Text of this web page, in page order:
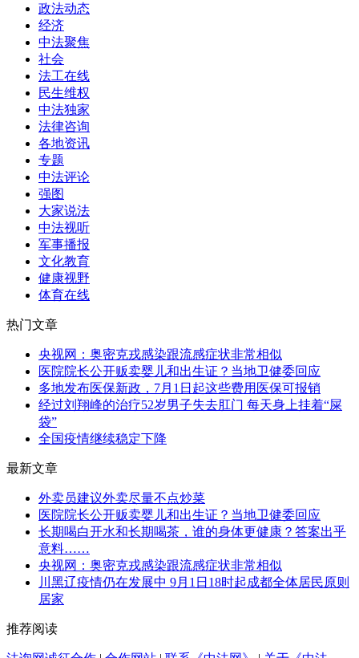
政法动态
经济
中法聚焦
社会
法工在线
民生维权
中法独家
法律咨询
各地资讯
专题
中法评论
强图
大家说法
中法视听
军事播报
文化教育
健康视野
体育在线
热门文章
央视网：奥密克戎感染跟流感症状非常相似
医院院长公开贩卖婴儿和出生证？当地卫健委回应
多地发布医保新政，7月1日起这些费用医保可报销
经过刘翔峰的治疗52岁男子失去肛门 每天身上挂着“屎
袋”
全国疫情继续稳定下降
最新文章
外卖员建议外卖尽量不点炒菜
医院院长公开贩卖婴儿和出生证？当地卫健委回应
长期喝白开水和长期喝茶，谁的身体更健康？答案出乎
意料……
央视网：奥密克戎感染跟流感症状非常相似
川黑辽疫情仍在发展中 9月1日18时起成都全体居民原则
居家
推荐阅读